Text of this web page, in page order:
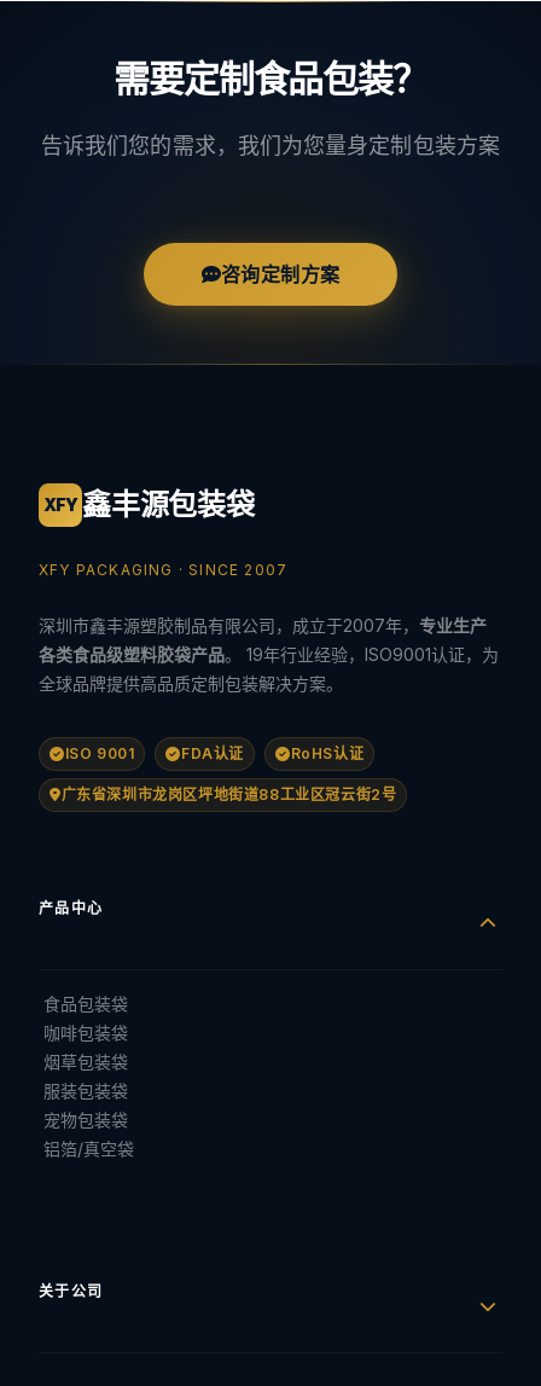
择PA/PE材质。
需要定制食品包装？
告诉我们您的需求，我们为您量身定制包装方案
咨询定制方案
XFY 鑫丰源包装袋
XFY PACKAGING · SINCE 2007
深圳市鑫丰源塑胶制品有限公司，成立于2007年， 专业生产
各类食品级塑料胶袋产品。 19年行业经验，ISO9001认证，为
全球品牌提供高品质定制包装解决方案。
ISO 9001 FDA认证 RoHS认证
广东省深圳市龙岗区坪地街道88工业区冠云街2号
产品中心
食品包装袋
咖啡包装袋
烟草包装袋
服装包装袋
宠物包装袋
铝箔/真空袋
关于公司